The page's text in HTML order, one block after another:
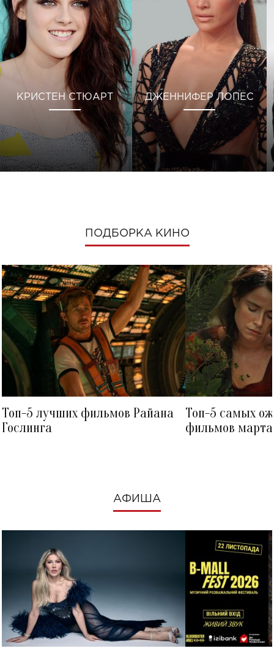
КРИСТЕН СТЮАРТ ДЖЕННИФЕР ЛОПЕС
ПОДБОРКА КИНО
Топ-5 лучших фильмов Райана
Гослинга
Топ-5 самых
фильмов
АФИША